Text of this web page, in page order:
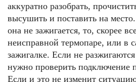
аккуратно разобрать,
высушить и поставить на
она не зажигается, то, скорее
неисправной термопаре, или в
зажигалке. Если не
нужно проверить подключение
Если и это не изменит